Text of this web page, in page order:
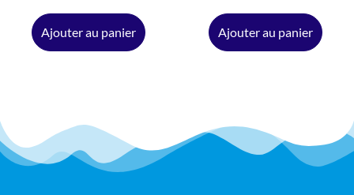
Ajouter au panier Ajouter au panier